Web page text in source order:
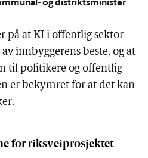
på at KI i offentlig sektor
innbyggerens beste, og at
til politikere og offentlig
er bekymret for at det kan
for riksveiprosjektet